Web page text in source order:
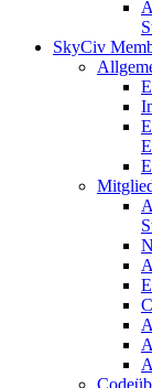
SkyCiv